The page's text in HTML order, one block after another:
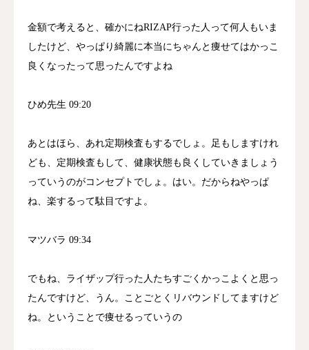
金額で考えると、確かにねRIZAP行った人って何人もいま
したけど、やっぱり綺麗に本当にちゃんと痩せてはかっこ
良くなったって思ったんですよね
ひめ先生 09:20
あとはほら、あれ定期検査もするでしょ。足もしますけれ
ども、定期検査もして、健康状態も良くしていきましょう
っていうのがコンセプトでしょ。はい。だからねやっぱ
ね、楽するって駄目ですよ。
マツバラ 09:34
でもね、ライザップ行った人たちすごくかっこよくと思っ
たんですけど、うん。ことごとくリバウンドしてますけど
ね。ということで痩せるっていうの